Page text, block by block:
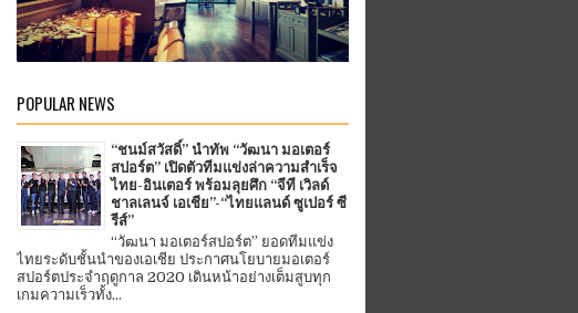
POPULAR NEWS
“ชนม์สวัสดิ์” นำทัพ “วัฒนา มอเตอร์
สปอร์ต” เปิดตัวทีมแข่งล่าความสำเร็จ
ไทย-อินเตอร์ พร้อมลุยศึก “จีที เวิลด์
ชาลเลนจ์ เอเชีย”-“ไทยแลนด์ ซูเปอร์ ซี
รีส์”
“วัฒนา มอเตอร์สปอร์ต” ยอดทีมแข่ง
ไทยระดับชั้นนำของเอเชีย ประกาศนโยบายมอเตอร์
สปอร์ตประจำฤดูกาล 2020 เดินหน้าอย่างเต็มสูบทุก
เกมความเร็วทั้ง...